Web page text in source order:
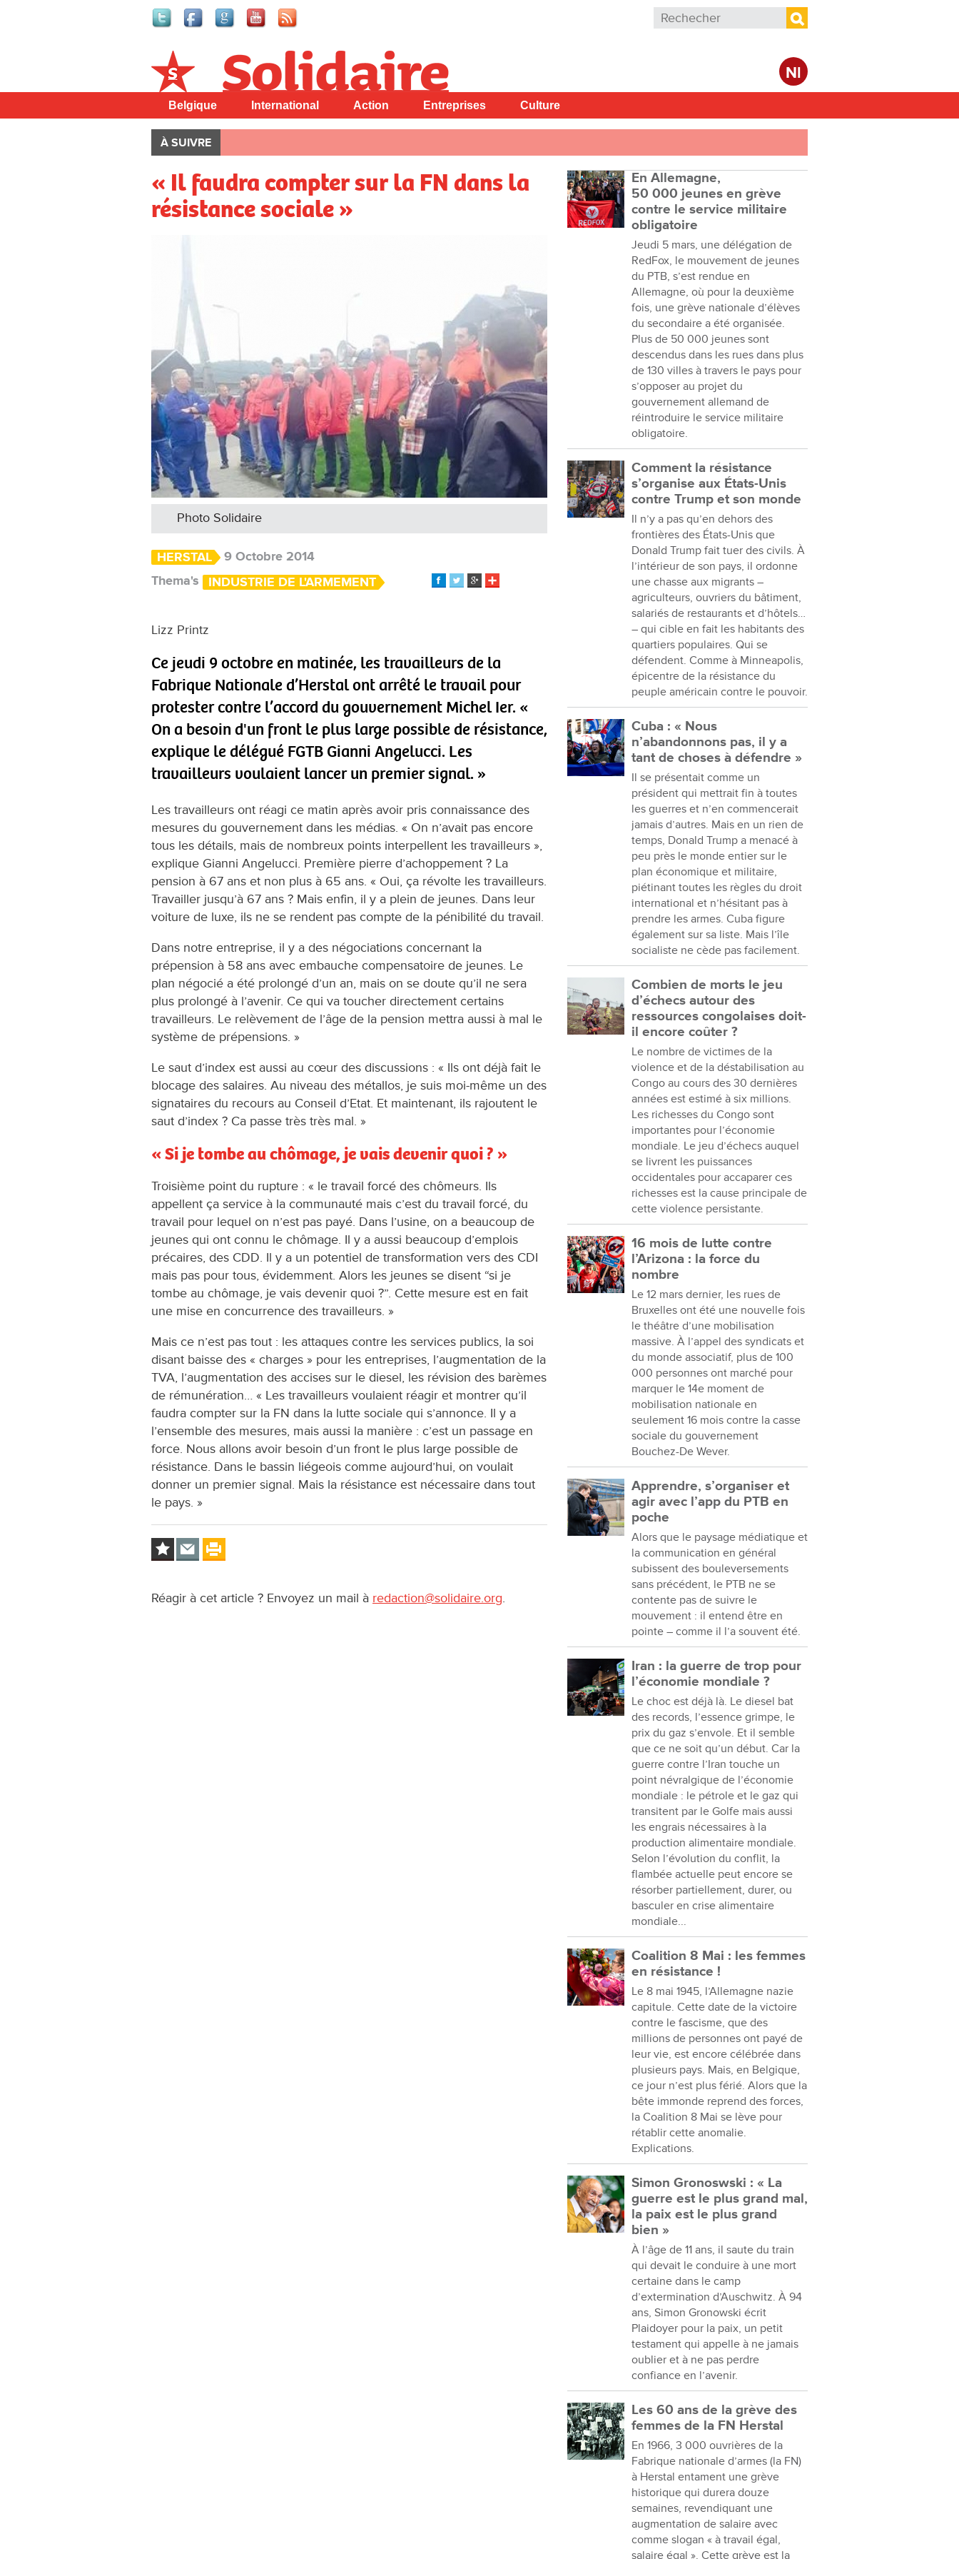
Formulaire de recherche
Rechercher
Nl
Solidaire
Belgique International Action Entreprises Culture
À SUIVRE
« Il faudra compter sur la FN dans la
résistance sociale »
Photo Solidaire
HERSTAL
9 Octobre 2014
Thema's
INDUSTRIE DE L'ARMEMENT
Lizz Printz
Ce jeudi 9 octobre en matinée, les travailleurs de la
Fabrique Nationale d’Herstal ont arrêté le travail pour
protester contre l’accord du gouvernement Michel Ier. «
On a besoin d'un front le plus large possible de résistance,
explique le délégué FGTB Gianni Angelucci. Les
travailleurs voulaient lancer un premier signal. »
Les travailleurs ont réagi ce matin après avoir pris connaissance des
mesures du gouvernement dans les médias. « On n’avait pas encore
tous les détails, mais de nombreux points interpellent les travailleurs »,
explique Gianni Angelucci. Première pierre d’achoppement ? La
pension à 67 ans et non plus à 65 ans. « Oui, ça révolte les travailleurs.
Travailler jusqu’à 67 ans ? Mais enfin, il y a plein de jeunes. Dans leur
voiture de luxe, ils ne se rendent pas compte de la pénibilité du travail.
Dans notre entreprise, il y a des négociations concernant la
prépension à 58 ans avec embauche compensatoire de jeunes. Le
plan négocié a été prolongé d’un an, mais on se doute qu’il ne sera
plus prolongé à l’avenir. Ce qui va toucher directement certains
travailleurs. Le relèvement de l’âge de la pension mettra aussi à mal le
système de prépensions. »
Le saut d’index est aussi au cœur des discussions : « Ils ont déjà fait le
blocage des salaires. Au niveau des métallos, je suis moi-même un des
signataires du recours au Conseil d’Etat. Et maintenant, ils rajoutent le
saut d’index ? Ca passe très très mal. »
« Si je tombe au chômage, je vais devenir quoi ? »
Troisième point du rupture : « le travail forcé des chômeurs. Ils
appellent ça service à la communauté mais c’est du travail forcé, du
travail pour lequel on n’est pas payé. Dans l’usine, on a beaucoup de
jeunes qui ont connu le chômage. Il y a aussi beaucoup d’emplois
précaires, des CDD. Il y a un potentiel de transformation vers des CDI
mais pas pour tous, évidemment. Alors les jeunes se disent “si je
tombe au chômage, je vais devenir quoi ?”. Cette mesure est en fait
une mise en concurrence des travailleurs. »
Mais ce n’est pas tout : les attaques contre les services publics, la soi
disant baisse des « charges » pour les entreprises, l’augmentation de la
TVA, l’augmentation des accises sur le diesel, les révision des barèmes
de rémunération… « Les travailleurs voulaient réagir et montrer qu’il
faudra compter sur la FN dans la lutte sociale qui s’annonce. Il y a
l’ensemble des mesures, mais aussi la manière : c’est un passage en
force. Nous allons avoir besoin d’un front le plus large possible de
résistance. Dans le bassin liégeois comme aujourd’hui, on voulait
donner un premier signal. Mais la résistance est nécessaire dans tout
le pays. »
Réagir à cet article ? Envoyez un mail à redaction@solidaire.org.
En Allemagne,
50 000 jeunes en grève
contre le service militaire
obligatoire
Jeudi 5 mars, une délégation de
RedFox, le mouvement de jeunes
du PTB, s’est rendue en
Allemagne, où pour la deuxième
fois, une grève nationale d’élèves
du secondaire a été organisée.
Plus de 50 000 jeunes sont
descendus dans les rues dans plus
de 130 villes à travers le pays pour
s’opposer au projet du
gouvernement allemand de
réintroduire le service militaire
obligatoire.
Comment la résistance
s’organise aux États-Unis
contre Trump et son monde
Il n’y a pas qu’en dehors des
frontières des États-Unis que
Donald Trump fait tuer des civils. À
l’intérieur de son pays, il ordonne
une chasse aux migrants –
agriculteurs, ouvriers du bâtiment,
salariés de restaurants et d’hôtels…
– qui cible en fait les habitants des
quartiers populaires. Qui se
défendent. Comme à Minneapolis,
épicentre de la résistance du
peuple américain contre le pouvoir.
Cuba : « Nous
n’abandonnons pas, il y a
tant de choses à défendre »
Il se présentait comme un
président qui mettrait fin à toutes
les guerres et n’en commencerait
jamais d’autres. Mais en un rien de
temps, Donald Trump a menacé à
peu près le monde entier sur le
plan économique et militaire,
piétinant toutes les règles du droit
international et n’hésitant pas à
prendre les armes. Cuba figure
également sur sa liste. Mais l’île
socialiste ne cède pas facilement.
Combien de morts le jeu
d’échecs autour des
ressources congolaises doit-
il encore coûter ?
Le nombre de victimes de la
violence et de la déstabilisation au
Congo au cours des 30 dernières
années est estimé à six millions.
Les richesses du Congo sont
importantes pour l’économie
mondiale. Le jeu d’échecs auquel
se livrent les puissances
occidentales pour accaparer ces
richesses est la cause principale de
cette violence persistante.
16 mois de lutte contre
l’Arizona : la force du
nombre
Le 12 mars dernier, les rues de
Bruxelles ont été une nouvelle fois
le théâtre d’une mobilisation
massive. À l’appel des syndicats et
du monde associatif, plus de 100
000 personnes ont marché pour
marquer le 14e moment de
mobilisation nationale en
seulement 16 mois contre la casse
sociale du gouvernement
Bouchez-De Wever.
Apprendre, s’organiser et
agir avec l’app du PTB en
poche
Alors que le paysage médiatique et
la communication en général
subissent des bouleversements
sans précédent, le PTB ne se
contente pas de suivre le
mouvement : il entend être en
pointe – comme il l’a souvent été.
Iran : la guerre de trop pour
l’économie mondiale ?
Le choc est déjà là. Le diesel bat
des records, l’essence grimpe, le
prix du gaz s’envole. Et il semble
que ce ne soit qu’un début. Car la
guerre contre l’Iran touche un
point névralgique de l’économie
mondiale : le pétrole et le gaz qui
transitent par le Golfe mais aussi
les engrais nécessaires à la
production alimentaire mondiale.
Selon l’évolution du conflit, la
flambée actuelle peut encore se
résorber partiellement, durer, ou
basculer en crise alimentaire
mondiale...
Coalition 8 Mai : les femmes
en résistance !
Le 8 mai 1945, l’Allemagne nazie
capitule. Cette date de la victoire
contre le fascisme, que des
millions de personnes ont payé de
leur vie, est encore célébrée dans
plusieurs pays. Mais, en Belgique,
ce jour n’est plus férié. Alors que la
bête immonde reprend des forces,
la Coalition 8 Mai se lève pour
rétablir cette anomalie.
Explications.
Simon Gronoswski : « La
guerre est le plus grand mal,
la paix est le plus grand
bien »
À l’âge de 11 ans, il saute du train
qui devait le conduire à une mort
certaine dans le camp
d’extermination d’Auschwitz. À 94
ans, Simon Gronowski écrit
Plaidoyer pour la paix, un petit
testament qui appelle à ne jamais
oublier et à ne pas perdre
confiance en l’avenir.
Les 60 ans de la grève des
femmes de la FN Herstal
En 1966, 3 000 ouvrières de la
Fabrique nationale d’armes (la FN)
à Herstal entament une grève
historique qui durera douze
semaines, revendiquant une
augmentation de salaire avec
comme slogan « à travail égal,
salaire égal ». Cette grève est la